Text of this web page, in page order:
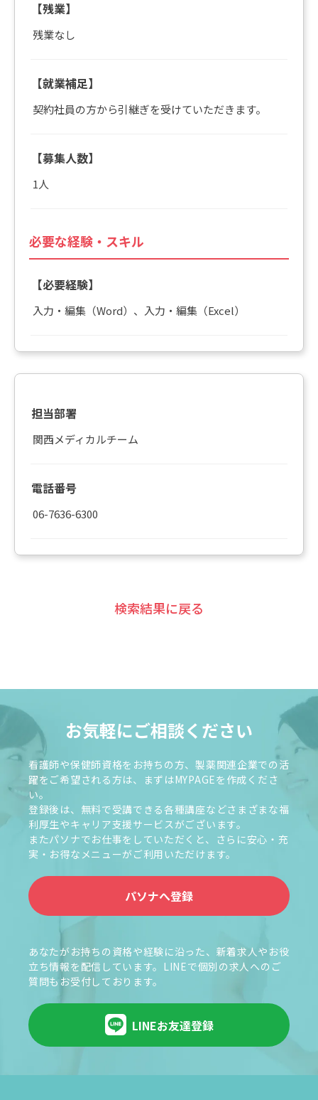
【残業】
残業なし
【就業補足】
契約社員の方から引継ぎを受けていただきます。
【募集人数】
1人
必要な経験・スキル
【必要経験】
入力・編集（Word）、入力・編集（Excel）
担当部署
関西メディカルチーム
電話番号
06-7636-6300
検索結果に戻る
お気軽にご相談ください
看護師や保健師資格をお持ちの方、製薬関連企業での活
躍をご希望される方は、まずはMYPAGEを作成くださ
い。
登録後は、無料で受講できる各種講座などさまざまな福
利厚生やキャリア支援サービスがございます。
またパソナでお仕事をしていただくと、さらに安心・充
実・お得なメニューがご利用いただけます。
パソナへ登録
あなたがお持ちの資格や経験に沿った、新着求人やお役
立ち情報を配信しています。LINEで個別の求人へのご
質問もお受付しております。
LINEお友達登録